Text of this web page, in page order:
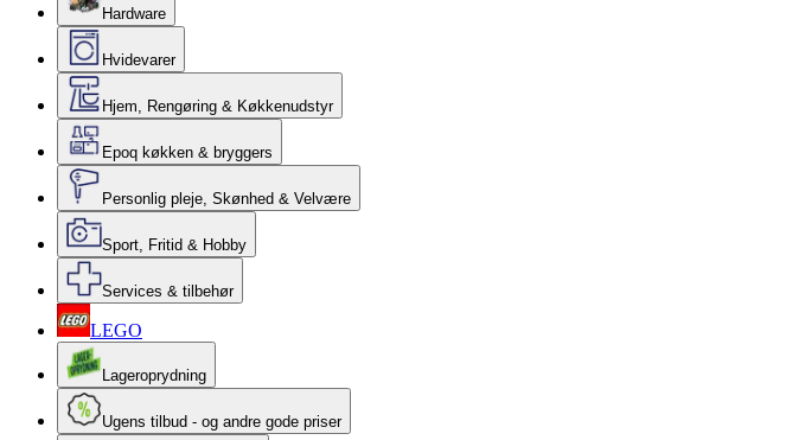
Hardware
Hvidevarer
Hjem, Rengøring & Køkkenudstyr
Epoq køkken & bryggers
Personlig pleje, Skønhed & Velvære
Sport, Fritid & Hobby
Services & tilbehør
LEGO
Lageroprydning
Ugens tilbud - og andre gode priser